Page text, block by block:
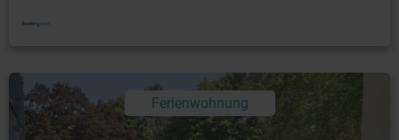
Ferienwohnung